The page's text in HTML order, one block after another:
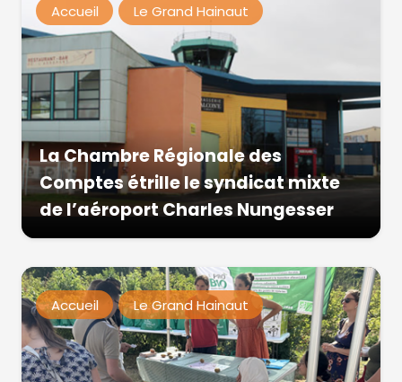
Accueil Le Grand Hainaut
La Chambre Régionale des
Comptes étrille le syndicat mixte
de l’aéroport Charles Nungesser
Accueil Le Grand Hainaut